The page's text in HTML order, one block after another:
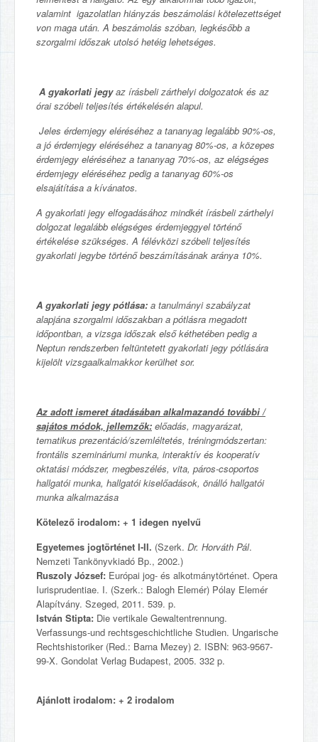
valamint igazolatlan hiányzás beszámolási kötelezettséget
von maga után. A beszámolás szóban, legkésőbb a
szorgalmi időszak utolsó hetéig lehetséges.
A gyakorlati jegyaz írásbeli zárthelyi dolgozatok és az
órai szóbeli teljesítés értékelésén alapul.
Jeles érdemjegy eléréséhez a tananyag legalább 90%-os,
a jó érdemjegy eléréséhez a tananyag 80%-os, a közepes
érdemjegy eléréséhez a tananyag 70%-os, az elégséges
érdemjegy eléréséhez pedig a tananyag 60%-os
elsajátítása a kívánatos.
A gyakorlati jegy elfogadásához mindkét írásbeli zárthelyi
dolgozat legalább elégséges érdemjeggyel történő
értékelése szükséges. A félévközi szóbeli teljesítés
gyakorlati jegybe történő beszámításának aránya 10%.
A gyakorlati jegy pótlása: a tanulmányi szabályzat
alapjána szorgalmi időszakban a pótlásra megadott
időpontban, a vizsga időszak első kéthetében pedig a
Neptun rendszerben feltüntetett gyakorlati jegy pótlására
kijelölt vizsgaalkalmakkor kerülhet sor.
Az adott ismeret átadásában alkalmazandó további /
sajátos módok, jellemzők: előadás, magyarázat,
tematikus prezentáció/szemléltetés, tréningmódszertan:
frontális szemináriumi munka, interaktív és kooperatív
oktatási módszer, megbeszélés, vita, páros-csoportos
hallgatói munka, hallgatói kiselőadások, önálló hallgatói
munka alkalmazása
Kötelező irodalom: + 1 idegen nyelvű
Egyetemes jogtörténet I-II. (Szerk. Dr. Horváth Pál.
Nemzeti Tankönyvkiadó Bp., 2002.)
Ruszoly József: Európai jog- és alkotmánytörténet. Opera
Iurisprudentiae. I. (Szerk.: Balogh Elemér) Pólay Elemér
Alapítvány. Szeged, 2011. 539. p.
István Stipta: Die vertikale Gewaltentrennung.
Verfassungs-und rechtsgeschichtliche Studien. Ungarische
Rechtshistoriker (Red.: Barna Mezey) 2. ISBN: 963-9567-
99-X. Gondolat Verlag Budapest, 2005. 332 p.
Ajánlott irodalom: + 2 irodalom